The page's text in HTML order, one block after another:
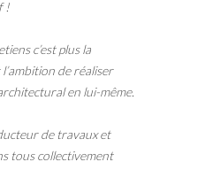
!
c’est plus la
de réaliser
en lui-même.
de travaux et
tous collectivement